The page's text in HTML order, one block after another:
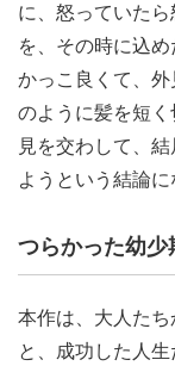
に、怒っていた
を、その時に込
かっこ良くて、
のように髪を短
見を交わして、
ようという結論に
つらかった幼少
本作は、大人た
と、成功した人